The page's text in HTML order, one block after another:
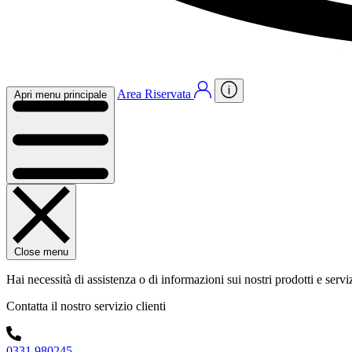
Apri menu principale Area Riservata
Close menu
Hai necessità di assistenza o di informazioni sui nostri prodotti e
Contatta il nostro servizio clienti